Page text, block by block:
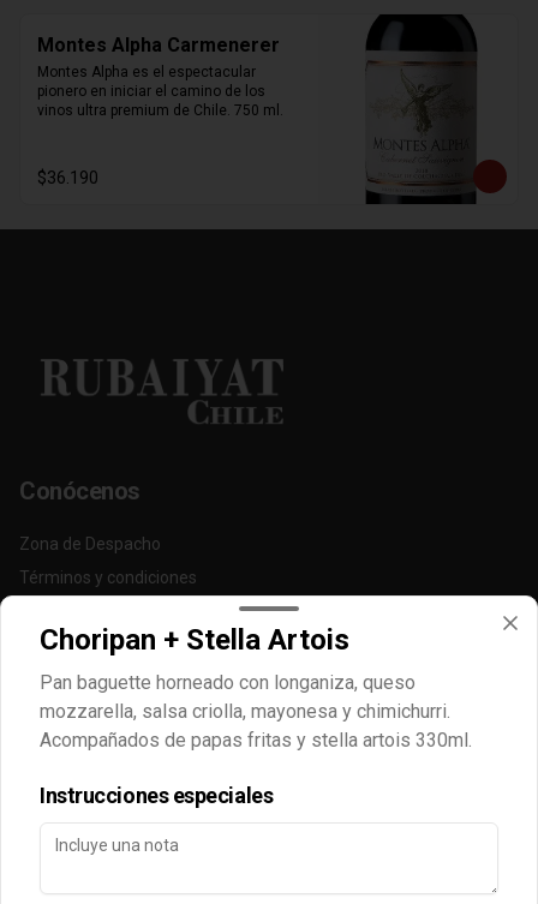
Montes Alpha Carmenerer
Montes Alpha es el espectacular
pionero en iniciar el camino de los
vinos ultra premium de Chile. 750 ml.
$36.190
Conócenos
Zona de Despacho
Términos y condiciones
Redes sociales
Instagram
Facebook
Mi cuenta
Iniciar sesión
Choripan + Stella Artois
Pan baguette horneado con longaniza, queso
mozzarella, salsa criolla, mayonesa y chimichurri.
Acompañados de papas fritas y stella artois 330ml.
Instrucciones especiales